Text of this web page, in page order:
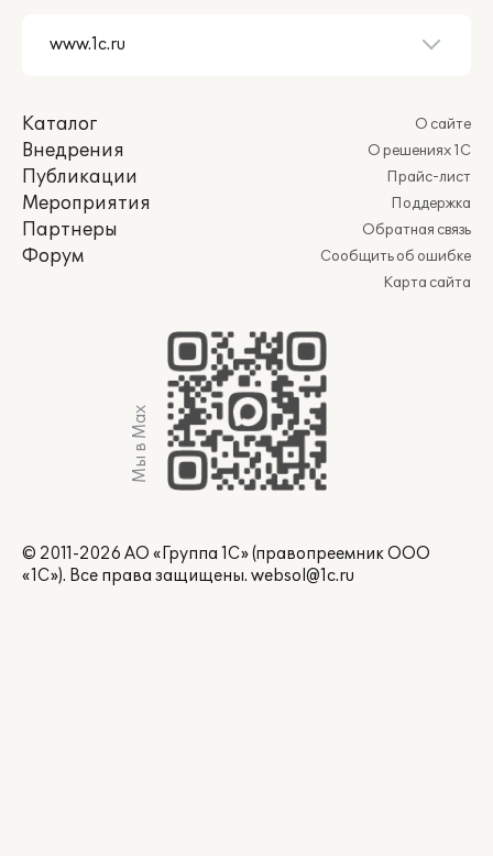
Каталог
Внедрения
Публикации
Мероприятия
Партнеры
Форум
О сайте
О решениях 1С
Прайс-лист
Поддержка
Обратная связь
Сообщить об ошибке
Карта сайта
Мы в Max
© 2011-2026 АО «Группа 1С» (правопреемник ООО
«1С»). Все права защищены. websol@1c.ru